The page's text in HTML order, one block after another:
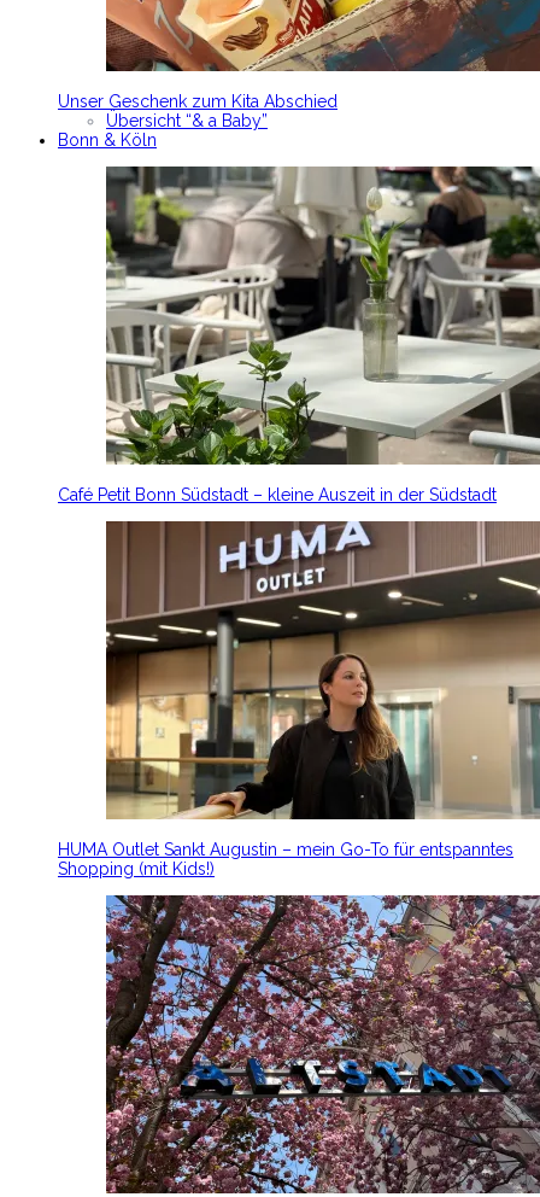
Unser Geschenk zum Kita Abschied
Übersicht “& a Baby”
Bonn & Köln
Café Petit Bonn Südstadt – kleine Auszeit in der Südstadt
HUMA Outlet Sankt Augustin – mein Go-To für entspanntes
Shopping (mit Kids!)